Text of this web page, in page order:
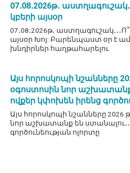
07․08․2026թ․
կբերի այսօր
07․08․2026թ․
այսօր Խոյ: Բարենպաստ օր է
խնդիրներ հաղթահարելու
Այս հորոսկոպի նշանները
օգոստոսին նոր աշխատանք
ովքեր կփոխեն իրենց
Այս հորոսկոպի նշանները
նոր աշխատանք են
գործունեության ոլորտը